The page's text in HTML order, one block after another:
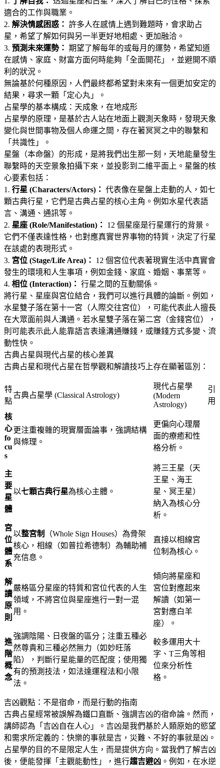
適合的工作與職業 。
2. 解決情感困惑： 許多人在感情上遇到難題時，會求助占
星，希望了解如何與另一半更好地相處、更加融洽 。
3. 預測未來運勢： 期望了解每年的或每月的運勢，希望知道
在感情、家庭、財富方面何時能夠「全面開花」，並避開不順
利的狀況 。
無論基於何種原因，人們最終都希望對未來有一個更加安定的
結果，尋求一顆「定心丸」
。
占星學的基本構成：天成象，在地成形
占星學的原理，是基於古人站在地面上觀測天象時，發現天象
變化與世間事物及個人命運之間，存在著冥冥之中的聯繫和
「共識性」
。
星盤（本命盤）的形成，是將我們出生那一刻，天地能量發生
聯繫時的天空景象拍攝下來，並投影到二維平面上 。星盤的核
心要素包括 ：
1. 行星 (Characters/Actors)： 代表像在星盤上走動的人，如七
顆古典行星，它們是古典占星的核心主角 。例如水星代表語
言、溝通、通訊等 。
2. 星座 (Role/Manifestation)： 12 個星座是行星運行的背景 。
它們不僅表達性格，也對應真實世界事物的特質，決定了行星
在該處的表現形式 。
3. 宮位 (Stage/Life Area)：
12 個宮位代表著現實生活中真實會
發生的環境和人生事項，例如金錢、家庭、婚姻、事業等 。
4. 相位 (Interaction)： 行星之間的互動關係 。
將行星、星座與宮位結合，我們可以進行具體的論斷。例如，
水星雙子落在第十一宮（人際交往宮位），可能代表此人擅長
在大眾面前與人溝通 。若水星雙子落在第二宮（金錢宮位），
則可能表示此人能靠語言表達溝通賺錢，或賺錢方式多變、流
動性快 。
古典占星與現代占星的核心差異
古典占星和現代占星在哲學觀和解讀技巧上存在顯著區別
：
特
點
古典占星學 (Classical Astrology)
現代占星學
(Modern
Astrology)
引
用
核
心
fo
cu
s
更注重複雜的現實層面論事，強調結構
與條理 。
更偏向心理層
面的療癒和性
格分析 。
主
要
星
體
以七顆古典行星為核心主體 。
將三王星（天
王星、海王
星、冥王星）
納入為核心分
析 。
宮
位
體
系
以整宮制
（Whole Sign Houses）為骨架
核心，相線（如普拉希德制）為輔助補
充信息 。
直接以相線宮
位制為核心 。
解
讀
原
則
嚴格區分星座的特質和宮位代表的人生
領域，不將宮位與星座進行一對一混
用 。
傾向將星座和
宮位對應起來
解讀（如第一
宮對應白羊
座）
。
進
階
概
念
強調陰陽、日夜盤的區分 ；注重五種必
然尊貴和三種必然無力（如妙旺落
陷），判斷行星能量的匹配度 ；使用獨
有的預測技法，如法達運程法和小限
法 。
較多運用大十
字、T三角等相
位來分析性
格 。
吉凶觀點：不是宿命，而是行動的指南
古典占星經常被誤解為鐵口直斷、強調吉凶的宿命論 。然而，
講師認為「吉凶自在人心」
。吉凶是我們基於人類原始的慾望
和需求所定義的 ：快樂的事就是吉，災難、不好的事就是凶 。
占星學的目的不是限定人生，而是提供方向 。當我們了解吉凶
後，便能發揮「主觀能動性」，進行趨吉避凶 。例如，在水逆